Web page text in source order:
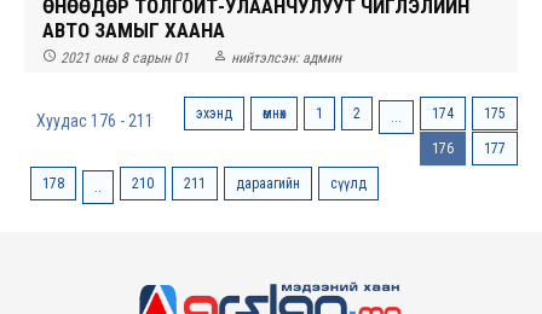
ӨНӨӨДӨР ТОЛГОЙТ-УЛААНЧУЛУУТ ЧИГЛЭЛИЙН
АВТО ЗАМЫГ ХААНА
 2021 оны 8 сарын 01  нийтэлсэн: админ
Хуудас 176 - 211 эхэнд өмнөх 1 2 ... 174 175
176 177
178 .. 210 211 дараагийн сүүлд